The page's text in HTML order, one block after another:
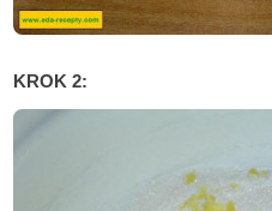
KROK 2: